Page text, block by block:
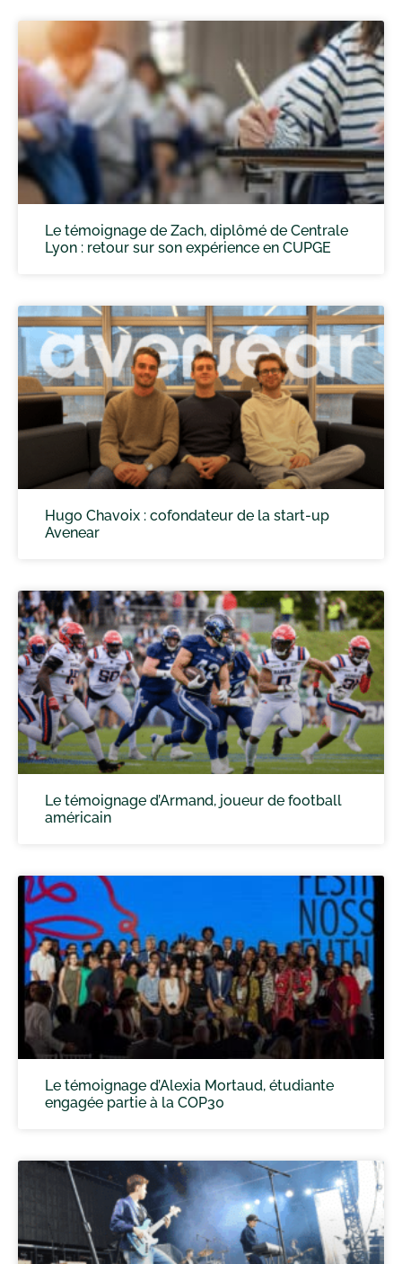
Le témoignage de Zach, diplômé de Centrale
Lyon : retour sur son expérience en CUPGE
Hugo Chavoix : cofondateur de la start-up
Avenear
Le témoignage d’Armand, joueur de football
américain
Le témoignage d’Alexia Mortaud, étudiante
engagée partie à la COP30